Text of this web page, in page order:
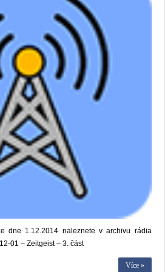
dne 1.12.2014 naleznete v archivu rádia
01 – Zeitgeist – 3. část
Více »